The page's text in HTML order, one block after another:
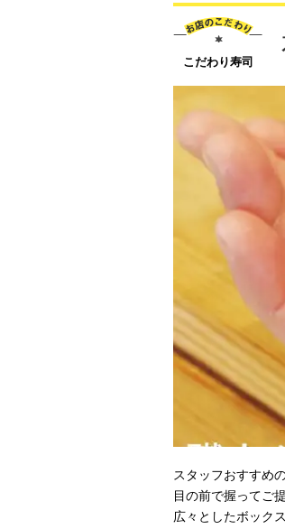
こだわり寿司
スタッフおすすめ
目の前で握ってご
広々としたボック